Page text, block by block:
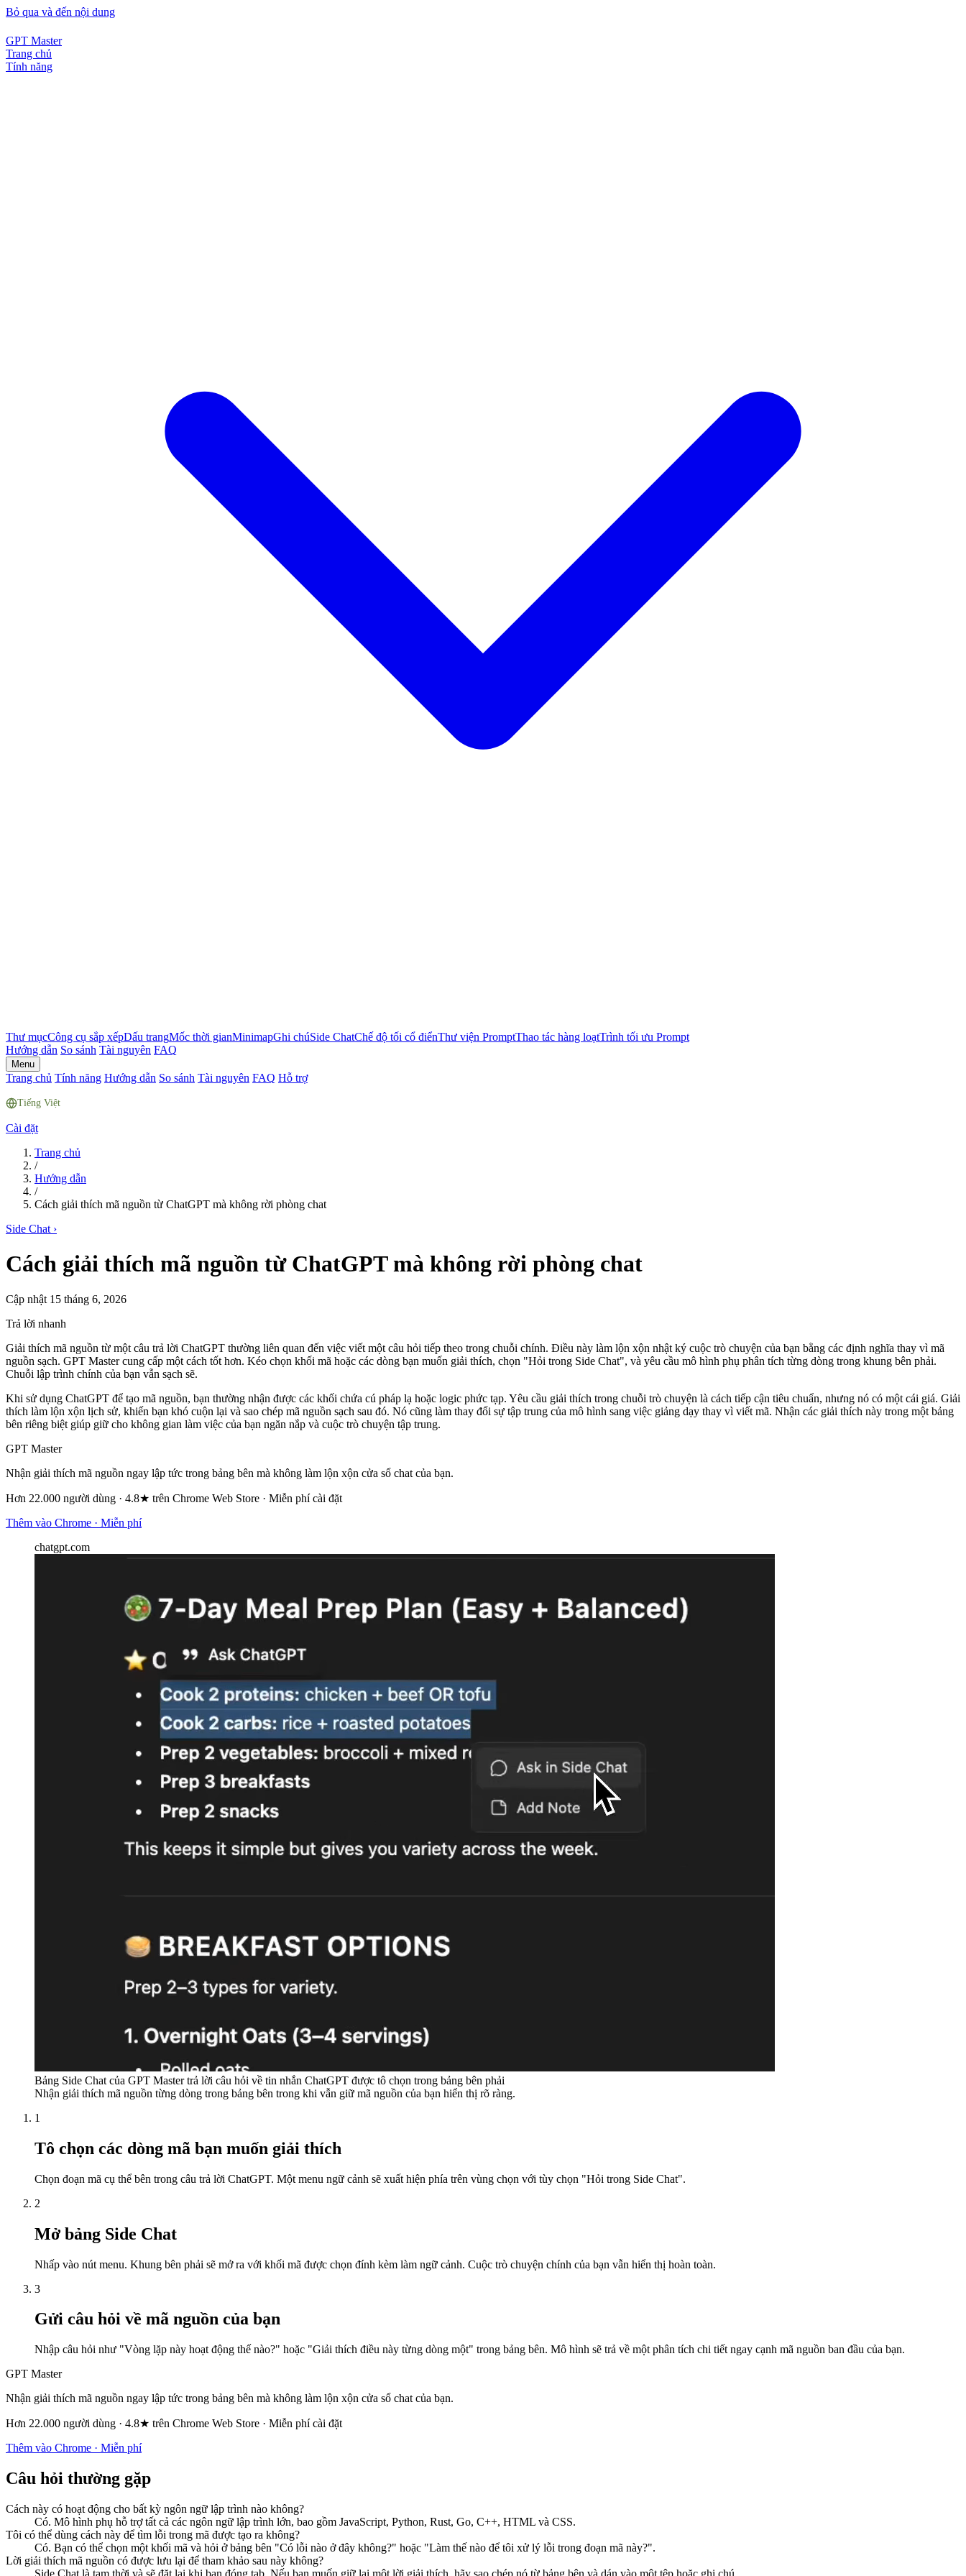
Bỏ qua và đến nội dung
GPT Master
Trang chủ
Tính năng
Thư mụcCông cụ sắp xếpDấu trangMốc thời gianMinimapGhi chúSide ChatChế độ tối cổ điểnThư viện PromptThao tác hàng loạtTrình tối ưu Prompt
Hướng dẫn So sánh Tài nguyên FAQ
Menu
Trang chủ Tính năng Hướng dẫn So sánh Tài nguyên FAQ Hỗ trợ
Tiếng Việt
Cài đặt
Trang chủ
/
Hướng dẫn
/
Cách giải thích mã nguồn từ ChatGPT mà không rời phòng chat
Side Chat ›
Cách giải thích mã nguồn từ ChatGPT mà không rời phòng chat
Cập nhật 15 tháng 6, 2026
Trả lời nhanh
Giải thích mã nguồn từ một câu trả lời ChatGPT thường liên quan đến việc viết một câu hỏi tiếp theo trong chuỗi chính. Điều này làm lộn xộn nhật ký cuộc trò chuyện của bạn bằng các định nghĩa thay vì mã
nguồn sạch. GPT Master cung cấp một cách tốt hơn. Kéo chọn khối mã hoặc các dòng bạn muốn giải thích, chọn "Hỏi trong Side Chat", và yêu cầu mô hình phụ phân tích từng dòng trong khung bên phải.
Chuỗi lập trình chính của bạn vẫn sạch sẽ.
Khi sử dụng ChatGPT để tạo mã nguồn, bạn thường nhận được các khối chứa cú pháp lạ hoặc logic phức tạp. Yêu cầu giải thích trong chuỗi trò chuyện là cách tiếp cận tiêu chuẩn, nhưng nó có một cái giá. Giải
thích làm lộn xộn lịch sử, khiến bạn khó cuộn lại và sao chép mã nguồn sạch sau đó. Nó cũng làm thay đổi sự tập trung của mô hình sang việc giảng dạy thay vì viết mã. Nhận các giải thích này trong một bảng
bên riêng biệt giúp giữ cho không gian làm việc của bạn ngăn nắp và cuộc trò chuyện tập trung.
GPT Master
Nhận giải thích mã nguồn ngay lập tức trong bảng bên mà không làm lộn xộn cửa sổ chat của bạn.
Hơn 22.000 người dùng · 4.8★ trên Chrome Web Store · Miễn phí cài đặt
Thêm vào Chrome · Miễn phí
chatgpt.com
Bảng Side Chat của GPT Master trả lời câu hỏi về tin nhắn ChatGPT được tô chọn trong bảng bên phải
Nhận giải thích mã nguồn từng dòng trong bảng bên trong khi vẫn giữ mã nguồn của bạn hiển thị rõ ràng.
1
Tô chọn các dòng mã bạn muốn giải thích
Chọn đoạn mã cụ thể bên trong câu trả lời ChatGPT. Một menu ngữ cảnh sẽ xuất hiện phía trên vùng chọn với tùy chọn "Hỏi trong Side Chat".
2
Mở bảng Side Chat
Nhấp vào nút menu. Khung bên phải sẽ mở ra với khối mã được chọn đính kèm làm ngữ cảnh. Cuộc trò chuyện chính của bạn vẫn hiển thị hoàn toàn.
3
Gửi câu hỏi về mã nguồn của bạn
Nhập câu hỏi như "Vòng lặp này hoạt động thế nào?" hoặc "Giải thích điều này từng dòng một" trong bảng bên. Mô hình sẽ trả về một phân tích chi tiết ngay cạnh mã nguồn ban đầu của bạn.
GPT Master
Nhận giải thích mã nguồn ngay lập tức trong bảng bên mà không làm lộn xộn cửa sổ chat của bạn.
Hơn 22.000 người dùng · 4.8★ trên Chrome Web Store · Miễn phí cài đặt
Thêm vào Chrome · Miễn phí
Câu hỏi thường gặp
Cách này có hoạt động cho bất kỳ ngôn ngữ lập trình nào không?
Có. Mô hình phụ hỗ trợ tất cả các ngôn ngữ lập trình lớn, bao gồm JavaScript, Python, Rust, Go, C++, HTML và CSS.
Tôi có thể dùng cách này để tìm lỗi trong mã được tạo ra không?
Có. Bạn có thể chọn một khối mã và hỏi ở bảng bên "Có lỗi nào ở đây không?" hoặc "Làm thế nào để tôi xử lý lỗi trong đoạn mã này?".
Lời giải thích mã nguồn có được lưu lại để tham khảo sau này không?